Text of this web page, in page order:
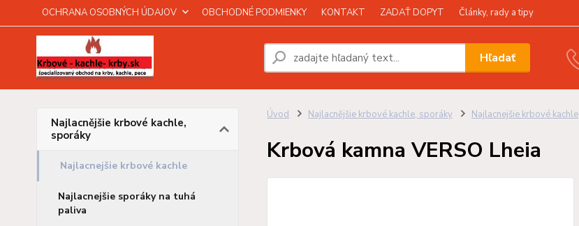
OCHRANA OSOBNÝCH ÚDAJOV OBCHODNÉ PODMIENKY KONTAKT ZADAŤ DOPYT Články, rady a tipy
Hľadať
Najlacnějšie krbové kachle,
sporáky
Najlacnejšie krbové kachle
Najlacnejšie sporáky na tuhá
paliva
Úvod Najlacnějšie krbové kachle, sporáky Najlacnejšie krbové kachle
Krbová kamna VERSO Lheia